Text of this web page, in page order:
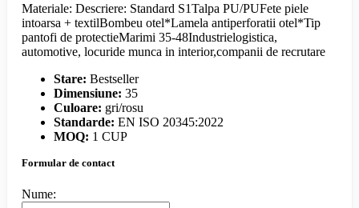
Materiale: Descriere: Standard S1Talpa PU/PUFete piele
intoarsa + textilBombeu otel*Lamela antiperforatii otel*Tip
pantofi de protectieMarimi 35-48Industrielogistica,
automotive, locuride munca in interior,companii de recrutare
Stare: Bestseller
Dimensiune: 35
Culoare: gri/rosu
Standarde: EN ISO 20345:2022
MOQ: 1 CUP
Formular de contact
Nume: